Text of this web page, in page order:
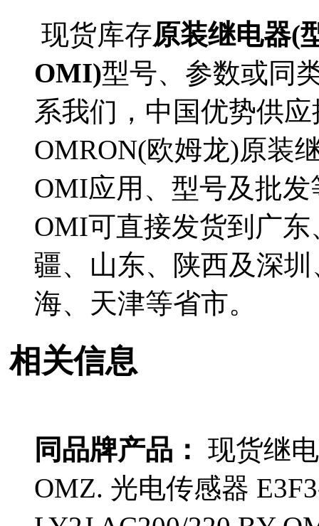
现货库存原装继电器(
OMI)型号、参数或同
系我们，中国优势供
OMRON(欧姆龙)原装
OMI应用、型号及批发
OMI可直接发货到广
疆、山东、陕西及深
海、天津等省市。
相关信息
同品牌产品： 现货继
OMZ. 光电传感器